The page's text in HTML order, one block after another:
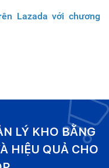
Lazada với chương
LÝ KHO BẰNG
HIỆU QUẢ CHO